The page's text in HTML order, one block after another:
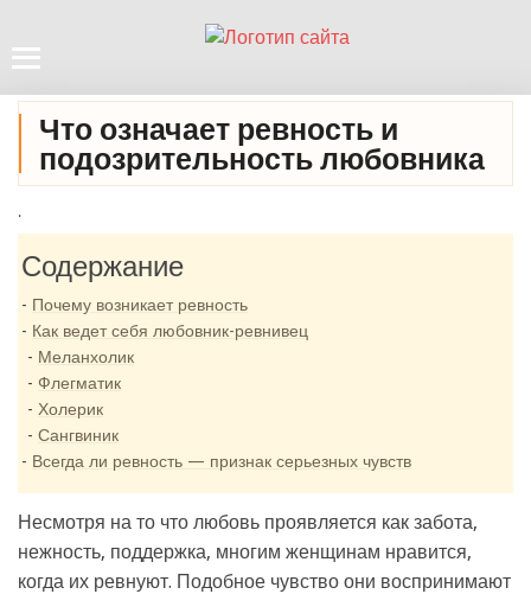
Что означает ревность и
подозрительность любовника
.
Содержание
Почему возникает ревность
Как ведет себя любовник-ревнивец
Меланхолик
Флегматик
Холерик
Сангвиник
Всегда ли ревность — признак серьезных чувств
Несмотря на то что любовь проявляется как забота,
нежность, поддержка, многим женщинам нравится,
когда их ревнуют. Подобное чувство они воспринимают